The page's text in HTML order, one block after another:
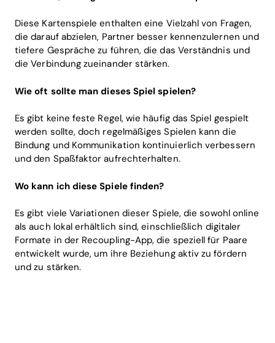
Diese Kartenspiele enthalten eine Vielzahl von Fragen,
die darauf abzielen, Partner besser kennenzulernen und
tiefere Gespräche zu führen, die das Verständnis und
die Verbindung zueinander stärken.
Wie oft sollte man dieses Spiel spielen?
Es gibt keine feste Regel, wie häufig das Spiel gespielt
werden sollte, doch regelmäßiges Spielen kann die
Bindung und Kommunikation kontinuierlich verbessern
und den Spaßfaktor aufrechterhalten.
Wo kann ich diese Spiele finden?
Es gibt viele Variationen dieser Spiele, die sowohl online
als auch lokal erhältlich sind, einschließlich digitaler
Formate in der Recoupling-App, die speziell für Paare
entwickelt wurde, um ihre Beziehung aktiv zu fördern
und zu stärken.